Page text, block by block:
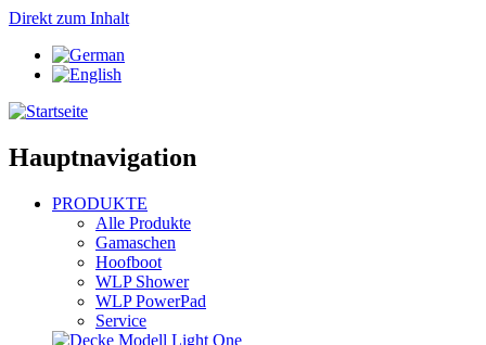
Direkt zum Inhalt
Hauptnavigation
PRODUKTE
Alle Produkte
Gamaschen
Hoofboot
WLP Shower
WLP PowerPad
Service